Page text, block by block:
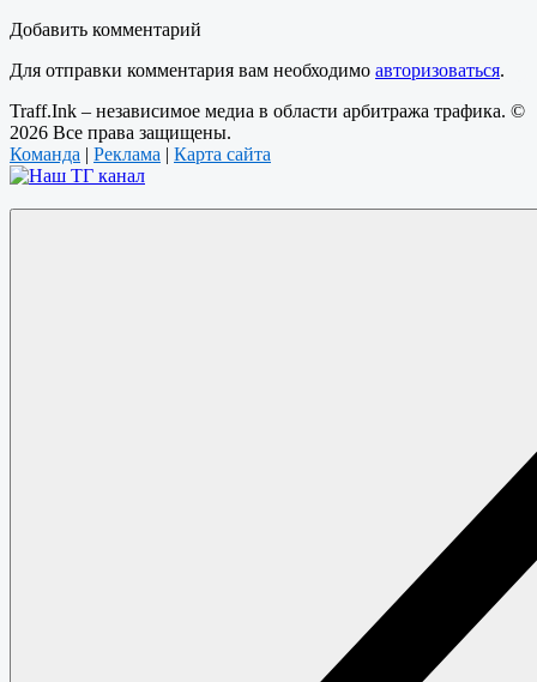
Добавить комментарий
Для отправки комментария вам необходимо авторизоваться.
Traff.Ink – независимое медиа в области арбитража трафика. ©
2026 Все права защищены.
Команда | Реклама | Карта сайта